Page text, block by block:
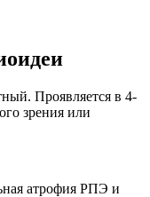
Проявляется в 4-
зрения или
атрофия РПЭ и